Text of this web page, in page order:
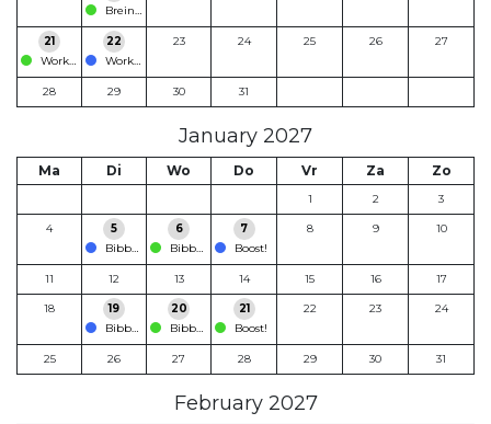
Breinfabriek Kadees
21
Workshop
22
Workshop
23 24 25 26 27
28 29 30 31
January 2027
Ma Di Wo Do Vr Za Zo
1 2 3
4
5
Bibber en Glitter
6
Bibber en Glitter
7
Boost!
8 9 10
11 12 13 14 15 16 17
18
19
Bibber en Glitter
20
Bibber en Glitter
21
Boost!
22 23 24
25 26 27 28 29 30 31
February 2027